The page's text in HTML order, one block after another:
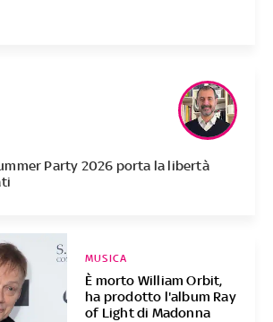
Party 2026 porta la libertà
È morto William Orbit,
ha prodotto l'album Ray
of Light di Madonna
MUSICA